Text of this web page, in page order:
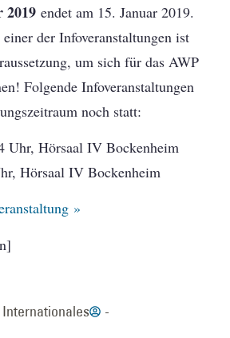
2019 endet am 15. Januar 2019.
der Infoveranstaltungen ist
um sich für das AWP
Folgende Infoveranstaltungen
noch statt:
Uhr, Hörsaal IV Bockenheim
Hörsaal IV Bockenheim
»
Internationales -